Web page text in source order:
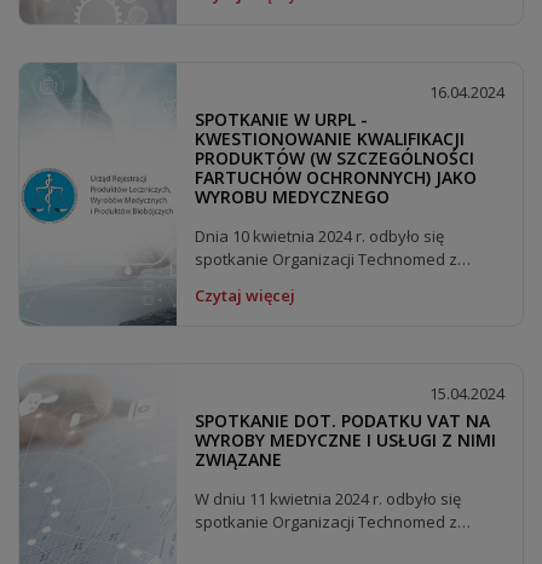
16.04.2024
SPOTKANIE W URPL -
KWESTIONOWANIE KWALIFIKACJI
PRODUKTÓW (W SZCZEGÓLNOŚCI
FARTUCHÓW OCHRONNYCH) JAKO
WYROBU MEDYCZNEGO
Dnia 10 kwietnia 2024 r. odbyło się
spotkanie Organizacji Technomed z
Czytaj więcej
15.04.2024
SPOTKANIE DOT. PODATKU VAT NA
WYROBY MEDYCZNE I USŁUGI Z NIMI
ZWIĄZANE
W dniu 11 kwietnia 2024 r. odbyło się
spotkanie Organizacji Technomed z